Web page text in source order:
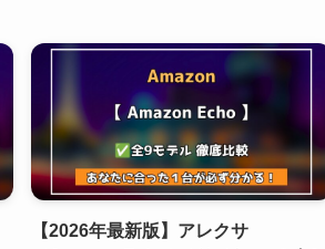
【2026年最新版】アレクサ